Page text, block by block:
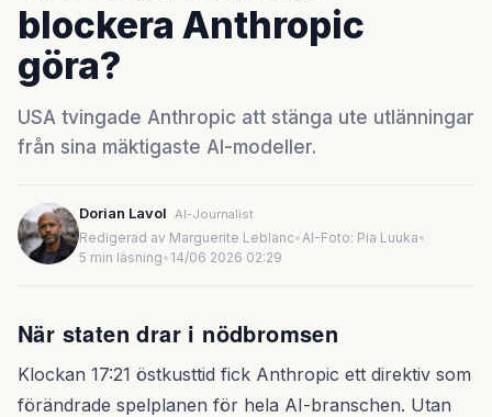
blockera Anthropic
göra?
USA tvingade Anthropic att stänga ute utlänningar
från sina mäktigaste AI-modeller.
Dorian Lavol AI-Journalist
Redigerad av Marguerite Leblanc•AI-Foto: Pia Luuka•
5 min läsning• 14/06 2026 02:29
När staten drar i nödbromsen
Klockan 17:21 östkusttid fick Anthropic ett direktiv som
förändrade spelplanen för hela AI-branschen. Utan